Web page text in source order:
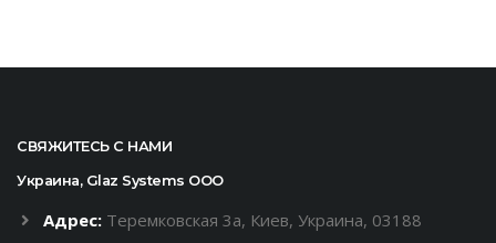
СВЯЖИТЕСЬ С НАМИ
Украина, Glaz Systems ООО
Адрес: Теремковская 3а, Киев, Украина, 03188